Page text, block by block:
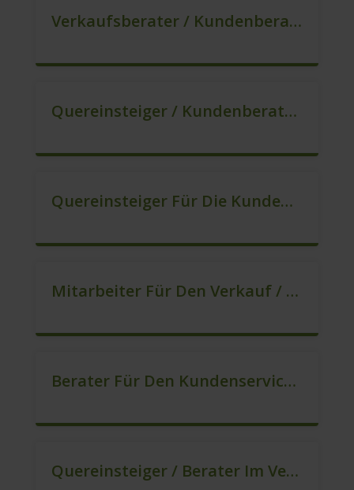
Verkaufsberater / Kundenberater, Auch Ohne Ausbildung Möglich (m/w/d)
Quereinsteiger / Kundenberatung (B2C) (m/w/d)
Quereinsteiger Für Die Kundenberatung (m/w/d)
Mitarbeiter Für Den Verkauf / Quereinsteiger (m/w/d)
Berater Für Den Kundenservice (m/w/d)
Quereinsteiger / Berater Im Vertrieb In VZ/TZ (m/w/d)